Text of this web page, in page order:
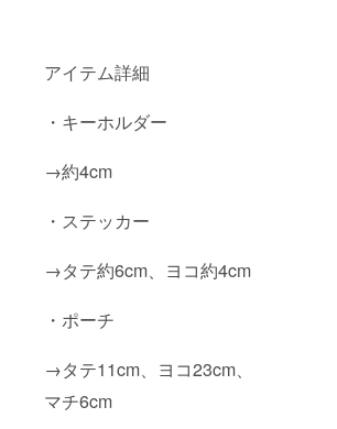
アイテム詳細
・キーホルダー
→約4cm
・ステッカー
→タテ約6cm、ヨコ約4cm
・ポーチ
→タテ11cm、ヨコ23cm、
マチ6cm